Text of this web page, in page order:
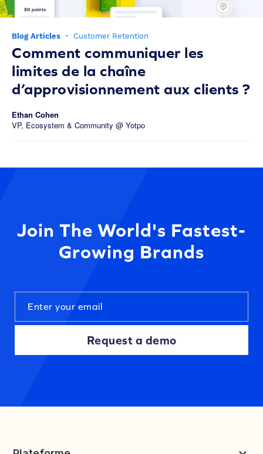
Blog Articles · Customer Retention
Comment communiquer les
limites de la chaîne
d’approvisionnement aux clients ?
Ethan Cohen
VP, Ecosystem & Community @ Yotpo
Join The World's Fastest-
Growing Brands
Request a demo